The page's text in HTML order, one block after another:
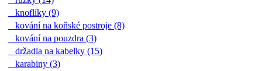
knoflíky (9)
kování na koňské postroje (8)
kování na pouzdra (3)
držadla na kabelky (15)
karabiny (3)